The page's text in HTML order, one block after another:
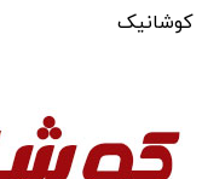
کوشانیک